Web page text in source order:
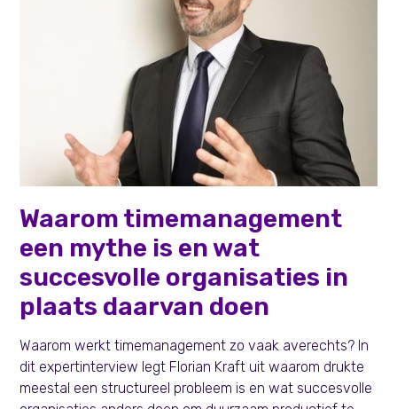
Learning & Development
Waarom timemanagement
een mythe is en wat
succesvolle organisaties in
plaats daarvan doen
Waarom werkt timemanagement zo vaak averechts? In
dit expertinterview legt Florian Kraft uit waarom drukte
meestal een structureel probleem is en wat succesvolle